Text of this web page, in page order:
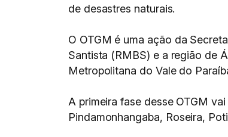
de desastres naturais.
O OTGM é uma ação da
Santista (RMBS) e a região de
Metropolitana do Vale do
A primeira fase desse OTGM
Pindamonhangaba, Roseira,